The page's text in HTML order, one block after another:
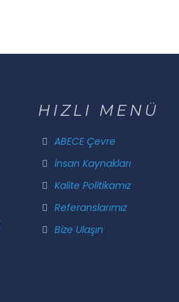
HIZLI MENÜ
ABECE Çevre
İnsan Kaynakları
Kalite Politikamız
Referanslarımız
Bize Ulaşın